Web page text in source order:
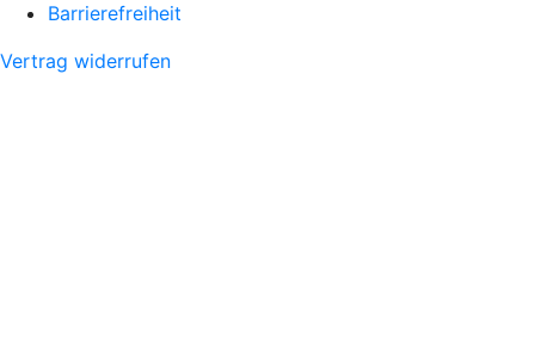
Barrierefreiheit
Vertrag widerrufen